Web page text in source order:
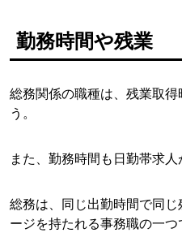
勤務時間や残業
総務関係の職種は、残業取
う。
また、勤務時間も日勤帯求人
総務は、同じ出勤時間で同
ージを持たれる事務職の一つ